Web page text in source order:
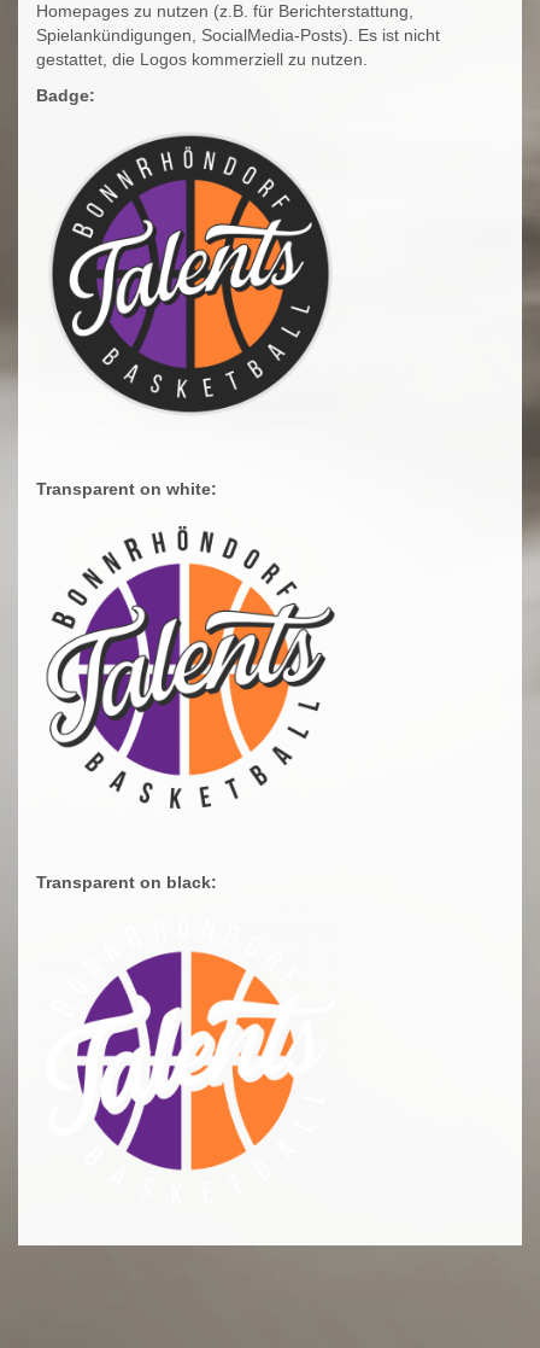
Homepages zu nutzen (z.B. für Berichterstattung,
Spielankündigungen, SocialMedia-Posts). Es ist nicht
gestattet, die Logos kommerziell zu nutzen.
Badge:
Transparent on white:
Transparent on black: